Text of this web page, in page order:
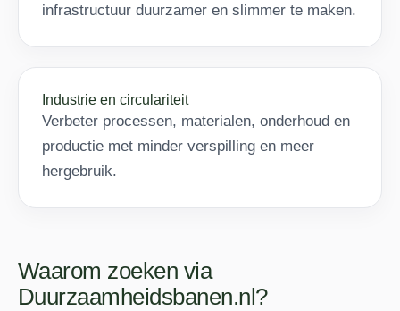
infrastructuur duurzamer en slimmer te maken.
Industrie en circulariteit
Verbeter processen, materialen, onderhoud en
productie met minder verspilling en meer
hergebruik.
Waarom zoeken via
Duurzaamheidsbanen.nl?